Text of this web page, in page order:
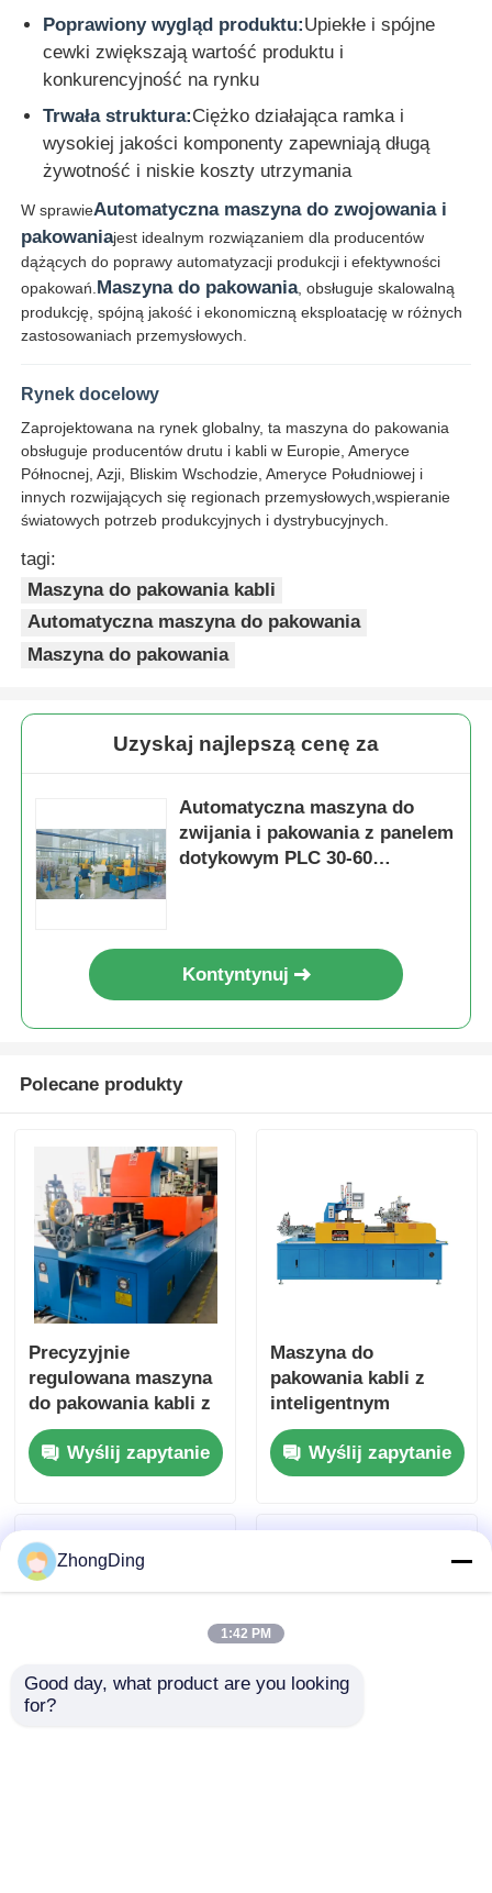
maszyna do układania drutu
przewijarka
maszyna do odciągu
Maszyna do pakowania kabli
maszyna do zawijania kabli
maszyna do wytłaczania
Poprawiony wygląd produktu:Upiekłe i spójne
cewki zwiększają wartość produktu i
konkurencyjność na rynku
Trwała struktura:Ciężko działająca ramka i
wysokiej jakości komponenty zapewniają długą
żywotność i niskie koszty utrzymania
W sprawieAutomatyczna maszyna do zwojowania i
pakowaniajest idealnym rozwiązaniem dla producentów
dążących do poprawy automatyzacji produkcji i efektywności
opakowań. Maszyna do pakowania, obsługuje skalowalną
produkcję, spójną jakość i ekonomiczną eksploatację w różnych
zastosowaniach przemysłowych.
Rynek docelowy
Zaprojektowana na rynek globalny, ta maszyna do pakowania
obsługuje producentów drutu i kabli w Europie, Ameryce
Północnej, Azji, Bliskim Wschodzie, Ameryce Południowej i
innych rozwijających się regionach przemysłowych,wspieranie
światowych potrzeb produkcyjnych i dystrybucyjnych.
tagi:
Maszyna do pakowania kabli
Automatyczna maszyna do pakowania
Maszyna do pakowania
Uzyskaj najlepszą cenę za
Automatyczna maszyna do
zwijania i pakowania z panelem
dotykowym PLC 30-60
Kontyntynuj
Polecane produkty
Precyzyjnie
regulowana maszyna
do pakowania kabli z
inteligentnym
ekranem dotykowym
30-60 toreb/min
Wyślij zapytanie
Maszyna do
pakowania kabli z
inteligentnym
sterowaniem
dotykowym 30-60
worków/min Wysoka
Wyślij zapytanie
ZhongDing
1:42 PM
Good day, what product are you looking
for?